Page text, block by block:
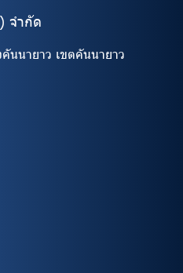
จํากัด
นนายาว เขตคันนายาว